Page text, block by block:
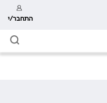
התחבר/י